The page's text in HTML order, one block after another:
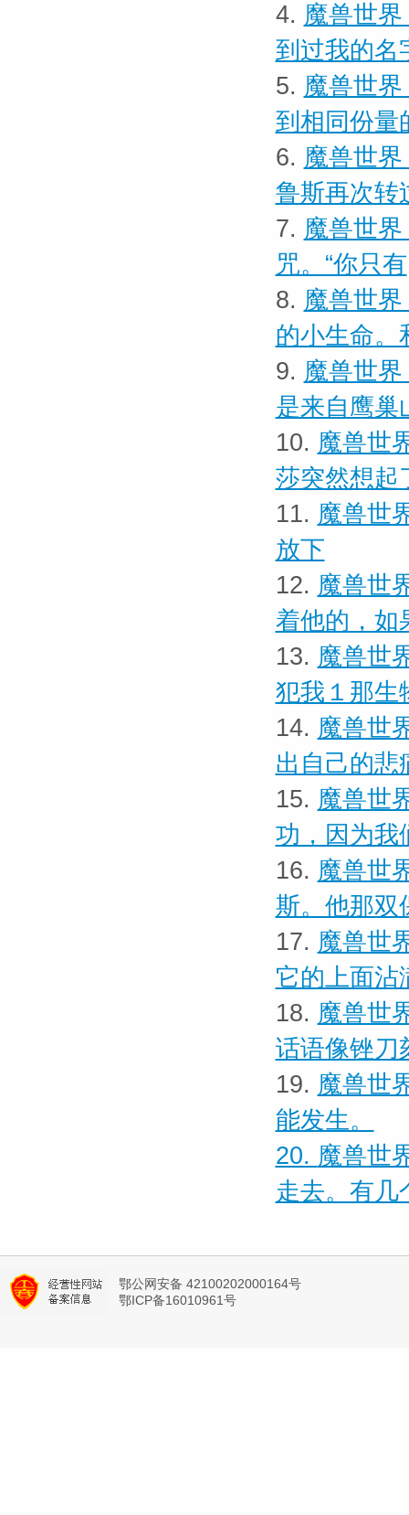
4. 魔兽世
到过我的名
5. 魔兽世
到相同份量
6. 魔兽世
鲁斯再次转
7. 魔兽世
咒。“你只有
8. 魔兽世
的小生命。
9. 魔兽世
是来自鹰巢
10. 魔兽世
莎突然想起
11. 魔兽世
放下
12. 魔兽世
着他的，如
13. 魔兽世
犯我１那生
14. 魔兽世
出自己的悲
15. 魔兽世
功，因为我
16. 魔兽世
斯。他那双
17. 魔兽世
它的上面沾
18. 魔兽世
话语像锉刀
19. 魔兽世
能发生。
20. 魔兽世
走去。有几
鄂公网安备 42100202000164号
鄂ICP备16010961号